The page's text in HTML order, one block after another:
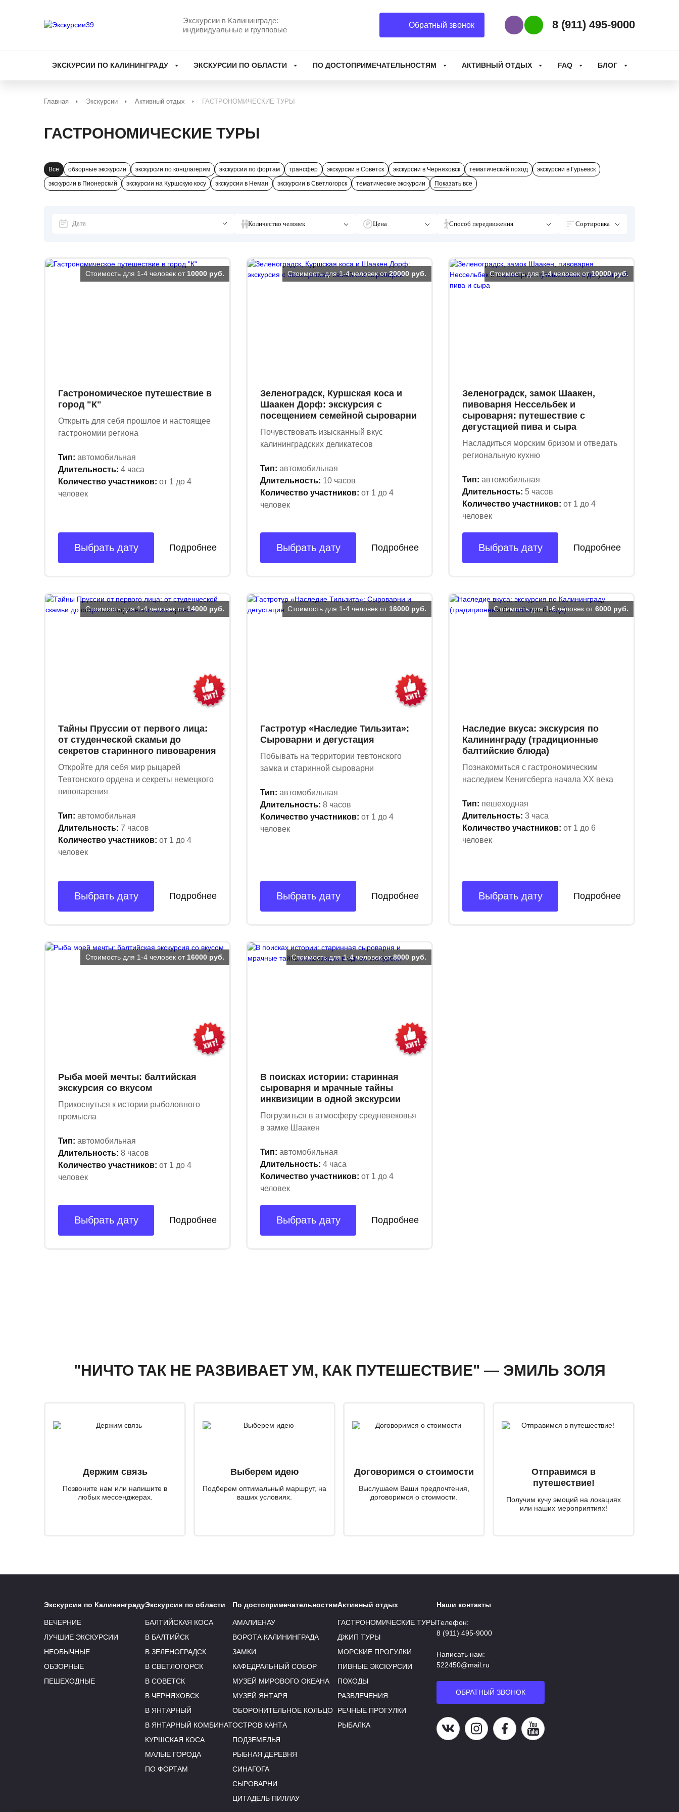
Экскурсии в Калининграде:
индивидуальные и групповые
Обратный звонок
Наш ViberНаш WhatsApp
8 (911) 495-9000
ЭКСКУРСИИ ПО КАЛИНИНГРАДУ ЭКСКУРСИИ ПО ОБЛАСТИ ПО ДОСТОПРИМЕЧАТЕЛЬНОСТЯМ АКТИВНЫЙ ОТДЫХ FAQ БЛОГ
Главная Экскурсии Активный отдых ГАСТРОНОМИЧЕСКИЕ ТУРЫ
ГАСТРОНОМИЧЕСКИЕ ТУРЫ
Все обзорные экскурсии экскурсии по концлагерям экскурсии по фортам трансфер экскурсии в Советск экскурсии в Черняховск тематический поход
экскурсии в Гурьевск
экскурсии в Пионерский
экскурсии на Куршскую косу экскурсии в Неман экскурсии в Светлогорск тематические экскурсии Показать все
Количество человек Цена Способ передвижения Сортировка
Гастрономическое путешествие в
город "К"
Открыть для себя прошлое и настоящее
гастрономии региона
Тип: автомобильная
Длительность: 4 часа
Количество участников: от 1 до 4
человек
Стоимость для 1-4 человек от 10000 руб.
Выбрать дату Подробнее
Зеленоградск, Куршская коса и
Шаакен Дорф: экскурсия с
посещением семейной сыроварни
Почувствовать изысканный вкус
калининградских деликатесов
Тип: автомобильная
Длительность: 10 часов
Количество участников: от 1 до 4
человек
Стоимость для 1-4 человек от20000 руб.
Выбрать дату Подробнее
Зеленоградск, замок Шаакен,
пивоварня Нессельбек и
сыроварня: путешествие с
дегустацией пива и сыра
Насладиться морским бризом и отведать
региональную кухню
Тип: автомобильная
Длительность: 5 часов
Количество участников: от 1 до 4
человек
Стоимость для 1-4 человек от10000 руб.
Выбрать дату Подробнее
Тайны Пруссии от первого лица:
от студенческой скамьи до
секретов старинного пивоварения
Откройте для себя мир рыцарей
Тевтонского ордена и секреты немецкого
пивоварения
Тип: автомобильная
Длительность: 7 часов
Количество участников: от 1 до 4
человек
Стоимость для 1-4 человек от14000 руб.
Выбрать дату Подробнее
Гастротур «Наследие Тильзита»:
Сыроварни и дегустация
Побывать на территории тевтонского
замка и старинной сыроварни
Тип: автомобильная
Длительность: 8 часов
Количество участников: от 1 до 4
человек
Стоимость для 1-4 человек от 16000 руб.
Выбрать дату Подробнее
Наследие вкуса: экскурсия по
Калининграду (традиционные
балтийские блюда)
Познакомиться с гастрономическим
наследием Кенигсберга начала XX века
Тип: пешеходная
Длительность: 3 часа
Количество участников: от 1 до 6
человек
Стоимость для 1-6 человек от 6000 руб.
Выбрать дату Подробнее
Рыба моей мечты: балтийская
экскурсия со вкусом
Прикоснуться к истории рыболовного
промысла
Тип: автомобильная
Длительность: 8 часов
Количество участников: от 1 до 4
человек
Стоимость для 1-4 человек от 16000 руб.
Выбрать дату Подробнее
В поисках истории: старинная
сыроварня и мрачные тайны
инквизиции в одной экскурсии
Погрузиться в атмосферу средневековья
в замке Шаакен
Тип: автомобильная
Длительность: 4 часа
Количество участников: от 1 до 4
человек
Стоимость для 1-4 человек от8000 руб.
Выбрать дату Подробнее
"НИЧТО ТАК НЕ РАЗВИВАЕТ УМ, КАК ПУТЕШЕСТВИЕ" — ЭМИЛЬ ЗОЛЯ
Держим связь
Позвоните нам или напишите в
любых мессенджерах.
Выберем идею
Подберем оптимальный маршрут, на
ваших условиях.
Договоримся о стоимости
Выслушаем Ваши предпочтения,
договоримся о стоимости.
Отправимся в
путешествие!
Получим кучу эмоций на локациях
или наших мероприятиях!
Экскурсии по Калининграду
ВЕЧЕРНИЕ
ЛУЧШИЕ ЭКСКУРСИИ
НЕОБЫЧНЫЕ
ОБЗОРНЫЕ
ПЕШЕХОДНЫЕ
Экскурсии по области
БАЛТИЙСКАЯ КОСА
В БАЛТИЙСК
В ЗЕЛЕНОГРАДСК
В СВЕТЛОГОРСК
В СОВЕТСК
В ЧЕРНЯХОВСК
В ЯНТАРНЫЙ
В ЯНТАРНЫЙ КОМБИНАТ
КУРШСКАЯ КОСА
МАЛЫЕ ГОРОДА
ПО ФОРТАМ
По достопримечательностям
АМАЛИЕНАУ
ВОРОТА КАЛИНИНГРАДА
ЗАМКИ
КАФЕДРАЛЬНЫЙ СОБОР
МУЗЕЙ МИРОВОГО ОКЕАНА
МУЗЕЙ ЯНТАРЯ
ОБОРОНИТЕЛЬНОЕ КОЛЬЦО
ОСТРОВ КАНТА
ПОДЗЕМЕЛЬЯ
РЫБНАЯ ДЕРЕВНЯ
СИНАГОГА
СЫРОВАРНИ
ЦИТАДЕЛЬ ПИЛЛАУ
Активный отдых
ГАСТРОНОМИЧЕСКИЕ ТУРЫ
ДЖИП ТУРЫ
МОРСКИЕ ПРОГУЛКИ
ПИВНЫЕ ЭКСКУРСИИ
ПОХОДЫ
РАЗВЛЕЧЕНИЯ
РЕЧНЫЕ ПРОГУЛКИ
РЫБАЛКА
Наши контакты
Телефон:
8 (911) 495-9000
Написать нам:
522450@mail.ru
ОБРАТНЫЙ ЗВОНОК
Наша группа в ВКНаша страница в Instagram
Наша группа в Facebook
Наш канал на YouTube